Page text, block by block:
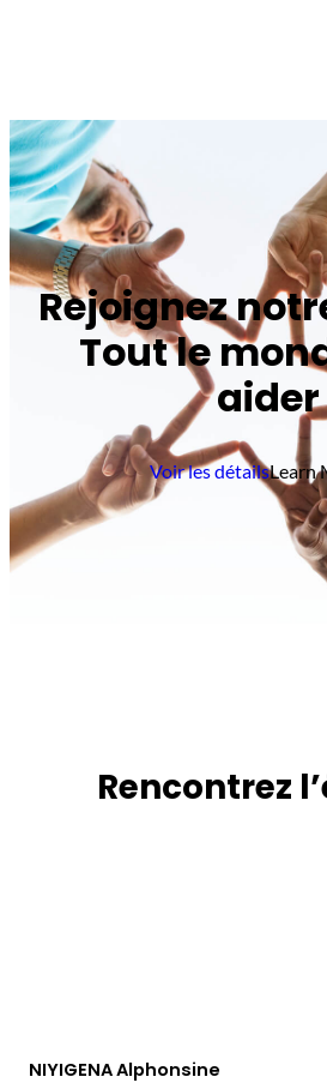
Rejoignez
Tout le
aider
Voir les détailsLearn
Rencontrez
NIYIGENA Alphonsine